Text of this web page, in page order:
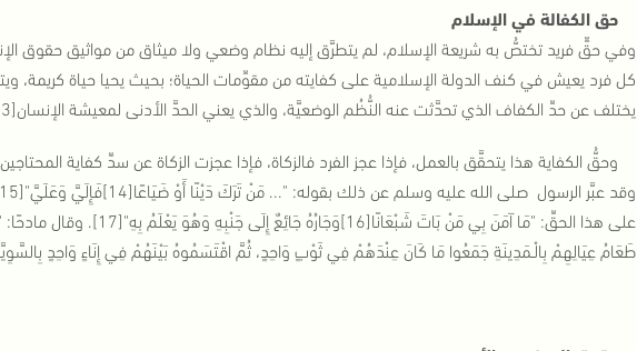
حق الكفالة في الإسلام
وفي حقٍّ فريد تختصُّ به شريعة الإسلام، لم يتطرَّق إليه نظام وضعي ولا ميثاق من مواثيق حقوق
كل فرد يعيش في كنف الدولة الإسلامية على كفايته من مقوِّمات الحياة؛ بحيث يحيا حياة كريمة،
يختلف عن حدِّ الكفاف الذي تحدَّثت عنه النُّظُم الوضعيَّة، والذي يعني الحدَّ الأدنى لمعيشة الإنسان[13].
وحقُّ الكفاية هذا يتحقَّق بالعمل، فإذا عجز الفرد فالزكاة، فإذا عجزت الزكاة عن سدِّ كفاية
على هذا الحقِّ: "مَا آمَنَ بِي مَنْ بَاتَ
طَعَامُ عِيَالِهِمْ بِالْـمَدِينَةِ جَمَعُوا مَا كَانَ عِنْدَهُمْ فِي ثَوْبٍ وَاحِدٍ، ثُمَّ اقْتَسَمُوهُ بَيْنَهُمْ فِي إِنَاءٍ وَاحِدٍ